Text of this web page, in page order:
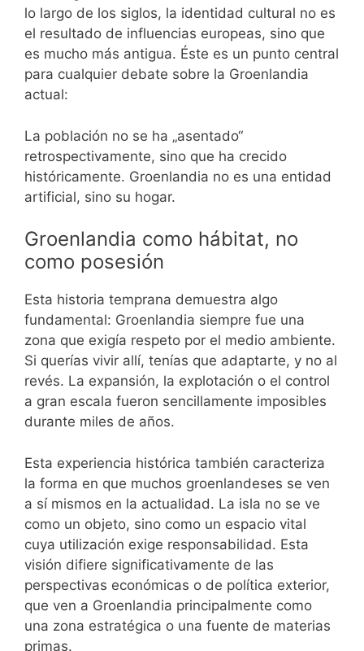
lo largo de los siglos, la identidad cultural no es
el resultado de influencias europeas, sino que
es mucho más antigua. Éste es un punto central
para cualquier debate sobre la Groenlandia
actual:
La población no se ha „asentado“
retrospectivamente, sino que ha crecido
históricamente. Groenlandia no es una entidad
artificial, sino su hogar.
Groenlandia como hábitat, no
como posesión
Esta historia temprana demuestra algo
fundamental: Groenlandia siempre fue una
zona que exigía respeto por el medio ambiente.
Si querías vivir allí, tenías que adaptarte, y no al
revés. La expansión, la explotación o el control
a gran escala fueron sencillamente imposibles
durante miles de años.
Esta experiencia histórica también caracteriza
la forma en que muchos groenlandeses se ven
a sí mismos en la actualidad. La isla no se ve
como un objeto, sino como un espacio vital
cuya utilización exige responsabilidad. Esta
visión difiere significativamente de las
perspectivas económicas o de política exterior,
que ven a Groenlandia principalmente como
una zona estratégica o una fuente de materias
primas.